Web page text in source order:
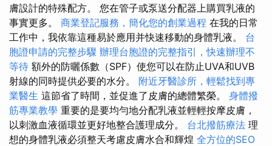
膚設計的特殊配方。 您在管子或泵送分配器上購買乳液的
事實更多。 商業登記服務，簡化您的創業過程 在我的日常
工作中，我依靠這種易於應用并快速移動的身體乳液。 台
胞證申請的完整步驟 辦理台胞證的完整指引，快速辦理不
等待 額外的防曬係數（SPF）使您可以在防止UVA和UVB
射線的同時提供必要的水分。 附近牙醫診所，輕鬆找到專
業醫生 這節省了時間，並促進了皮膚的總體繁榮。 身體撥
筋專業教學 重要的是要均勻地分配乳液並輕輕按摩皮膚，
以刺激血液循環並更好地整合護理成分。 台北撥筋療法 理
想的身體乳液必須整天考慮皮膚水合和輝煌 全方位的SEO